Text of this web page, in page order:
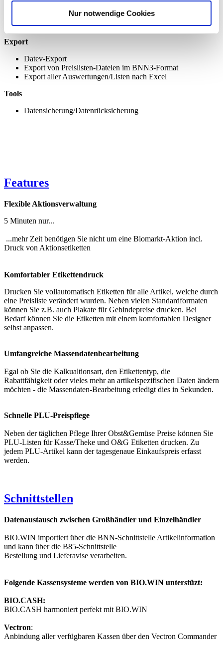
Nur notwendige Cookies
Importieren von Preislisten
Massenauslisten
Export
Datev-Export
Export von Preislisten-Dateien im BNN3-Format
Export aller Auswertungen/Listen nach Excel
Tools
Datensicherung/Datenrücksicherung
Features
Flexible Aktionsverwaltung
5 Minuten nur...
...mehr Zeit benötigen Sie nicht um eine Biomarkt-Aktion incl.
Druck von Aktionsetiketten
Komfortabler Etikettendruck
Drucken Sie vollautomatisch Etiketten für alle Artikel, welche durch
eine Preisliste verändert wurden. Neben vielen Standardformaten
können Sie z.B. auch Plakate für Gebindepreise drucken. Bei
Bedarf können Sie die Etiketten mit einem komfortablen Designer
selbst anpassen.
Umfangreiche Massendatenbearbeitung
Egal ob Sie die Kalkualtionsart, den Etikettentyp, die
Rabattfähigkeit oder vieles mehr an artikelspezifischen Daten ändern
möchten - die Massendaten-Bearbeitung erledigt dies in Sekunden.
Schnelle PLU-Preispflege
Neben der täglichen Pflege Ihrer Obst&Gemüse Preise können Sie
PLU-Listen für Kasse/Theke und O&G Etiketten drucken. Zu
jedem PLU-Artikel kann der tagesgenaue Einkaufspreis erfasst
werden.
Schnittstellen
Datenaustausch zwischen Großhändler und Einzelhändler
BIO.WIN importiert über die BNN-Schnittstelle Artikelinformation
und kann über die B85-Schnittstelle
Bestellung und Lieferavise verarbeiten.
Folgende Kassensysteme werden von BIO.WIN unterstüzt:
BIO.CASH:
BIO.CASH harmoniert perfekt mit BIO.WIN
Vectron:
Anbindung aller verfügbaren Kassen über den Vectron Commander